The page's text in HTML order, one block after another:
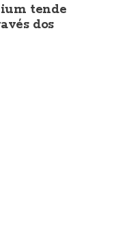
tende
dos